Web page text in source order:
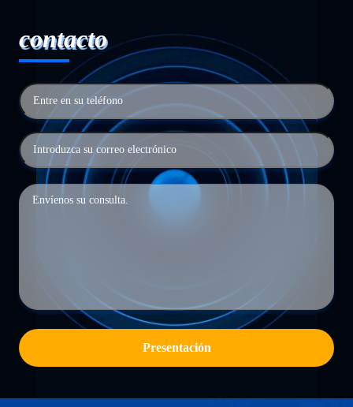
contacto
Presentación